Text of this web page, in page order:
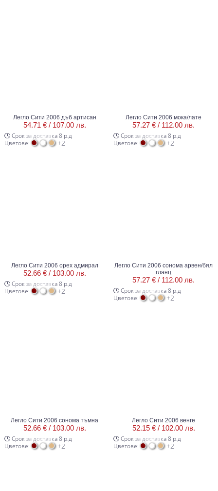
Легло Сити 2006 дъб артисан
54.71 € / 107.00 лв.
Срок за доставка 8 р.д
Цветове:
+2
Легло Сити 2006 мока/лате
57.27 € / 112.00 лв.
Срок за доставка 8 р.д
Цветове:
+2
Легло Сити 2006 орех адмирал
52.66 € / 103.00 лв.
Срок за доставка 8 р.д
Цветове:
+2
Легло Сити 2006 сонома арвен/бял
гланц
57.27 € / 112.00 лв.
Срок за доставка 8 р.д
Цветове:
+2
Легло Сити 2006 сонома тъмна
52.66 € / 103.00 лв.
Срок за доставка 8 р.д
Цветове:
+2
Легло Сити 2006 венге
52.15 € / 102.00 лв.
Срок за доставка 8 р.д
Цветове:
+2